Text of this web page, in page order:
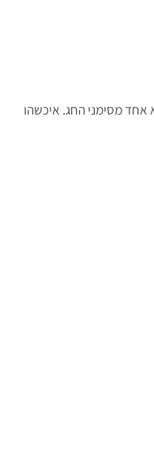
אחד מסימני החג. איכשהו